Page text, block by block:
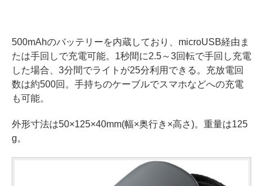
500mAhのバッテリーを内蔵しており、microUSB経由ま
たは手回しで充電可能。1秒間に2.5～3回転で手回し充電
した場合、3分間でライトが25分利用できる。充放電回
数は約500回。手持ちのケーブルでスマホなどへの充電
も可能。
外形寸法は50×125×40mm(幅×奥行き×高さ)。重量は125
g。